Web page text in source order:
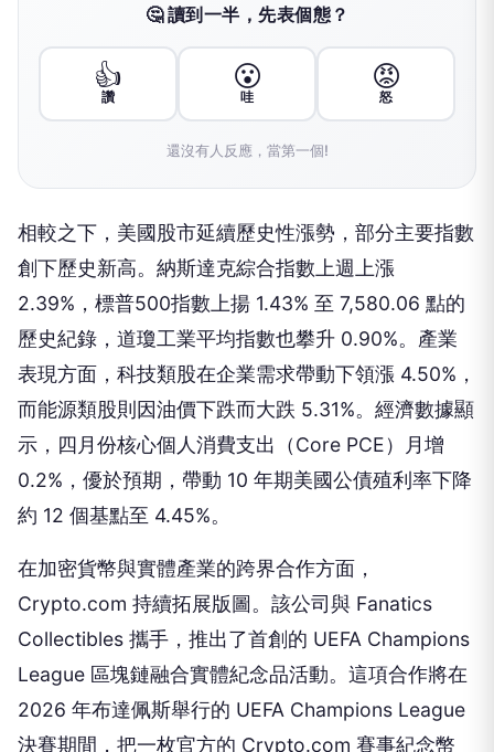
🤔 讀到一半，先表個態？
👍
讚
😮
哇
😡
怒
還沒有人反應，當第一個!
相較之下，美國股市延續歷史性漲勢，部分主要指數
創下歷史新高。納斯達克綜合指數上週上漲
2.39%，標普500指數上揚 1.43% 至 7,580.06 點的
歷史紀錄，道瓊工業平均指數也攀升 0.90%。產業
表現方面，科技類股在企業需求帶動下領漲 4.50%，
而能源類股則因油價下跌而大跌 5.31%。經濟數據顯
示，四月份核心個人消費支出（Core PCE）月增
0.2%，優於預期，帶動 10 年期美國公債殖利率下降
約 12 個基點至 4.45%。
在加密貨幣與實體產業的跨界合作方面，
Crypto.com 持續拓展版圖。該公司與 Fanatics
Collectibles 攜手，推出了首創的 UEFA Champions
League 區塊鏈融合實體紀念品活動。這項合作將在
2026 年布達佩斯舉行的 UEFA Champions League
決賽期間，把一枚官方的 Crypto.com 賽事紀念幣